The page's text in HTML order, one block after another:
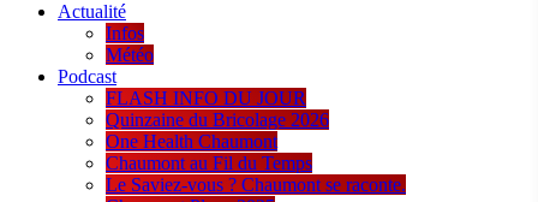
Actualité
Infos
Météo
Podcast
FLASH INFO DU JOUR
Quinzaine du Bricolage 2026
One Health Chaumont
Chaumont au Fil du Temps
Le Saviez-vous ? Chaumont se raconte.